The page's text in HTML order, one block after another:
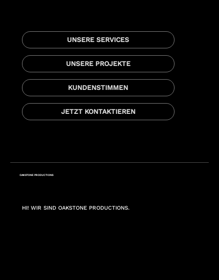
UNSERE SERVICES
UNSERE PROJEKTE
KUNDENSTIMMEN
JETZT KONTAKTIEREN
OAKSTONE PRODUCTIONS
HI! WIR SIND OAKSTONE PRODUCTIONS.